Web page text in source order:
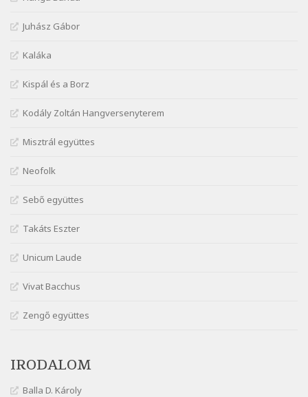
Márai Sándor: A fehér erdő
Szélkiáltó
Márai Sándor: A világ füst
Márai Sándor: Ámen
Szélkiáltó
Márai Sándor: Dalocska
Márai Sándor: Együgyű vers gyorsvonatban
Márai Sándor: Ez a kávéház
Szélkiáltó
Szélkiáltó
Márai Sándor: Hol vagyok?
Szélkiáltó
Márai Sándor: Ujjgyakorlat 8
Juhász Gábor
Kaláka
Kispál és a Borz
Kodály Zoltán Hangversenyterem
Misztrál együttes
Neofolk
Sebő együttes
Takáts Eszter
Unicum Laude
Vivat Bacchus
Zengő együttes
IRODALOM
Balla D. Károly